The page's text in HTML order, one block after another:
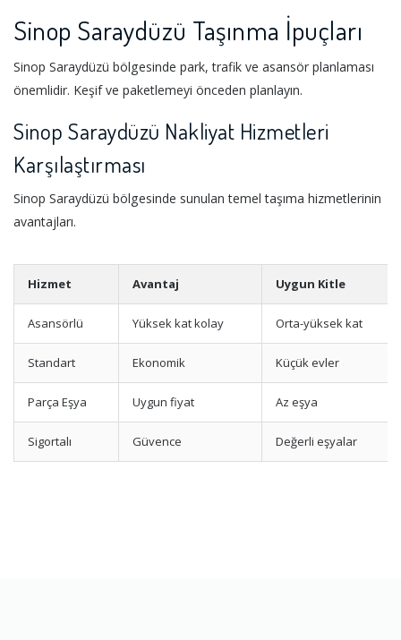
Sinop Saraydüzü Taşınma İpuçları
Sinop Saraydüzü bölgesinde park, trafik ve asansör planlaması
önemlidir. Keşif ve paketlemeyi önceden planlayın.
Sinop Saraydüzü Nakliyat Hizmetleri
Karşılaştırması
Sinop Saraydüzü bölgesinde sunulan temel taşıma hizmetlerinin
avantajları.
Hizmet Avantaj Uygun Kitle
Asansörlü Yüksek kat kolay Orta-yüksek kat
Standart Ekonomik Küçük evler
Parça Eşya Uygun fiyat Az eşya
Sigortalı Güvence Değerli eşyalar